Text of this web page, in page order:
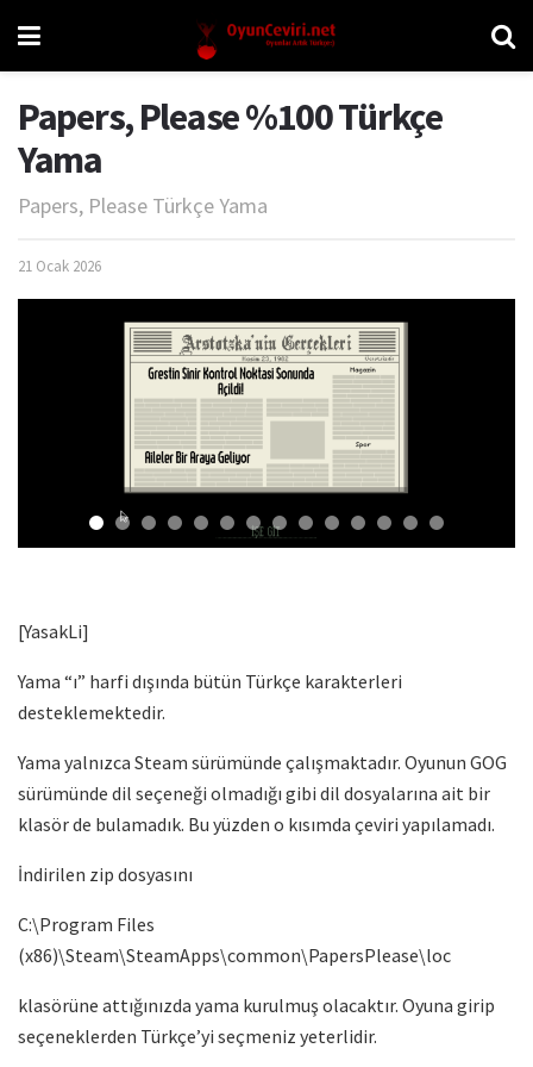
Papers, Please %100 Türkçe
Yama
Papers, Please Türkçe Yama
21 Ocak 2026
[YasakLi]
Yama “ı” harfi dışında bütün Türkçe karakterleri
desteklemektedir.
Yama yalnızca Steam sürümünde çalışmaktadır. Oyunun GOG
sürümünde dil seçeneği olmadığı gibi dil dosyalarına ait bir
klasör de bulamadık. Bu yüzden o kısımda çeviri yapılamadı.
İndirilen zip dosyasını
C:\Program Files
(x86)\Steam\SteamApps\common\PapersPlease\loc
klasörüne attığınızda yama kurulmuş olacaktır. Oyuna girip
seçeneklerden Türkçe’yi seçmeniz yeterlidir.